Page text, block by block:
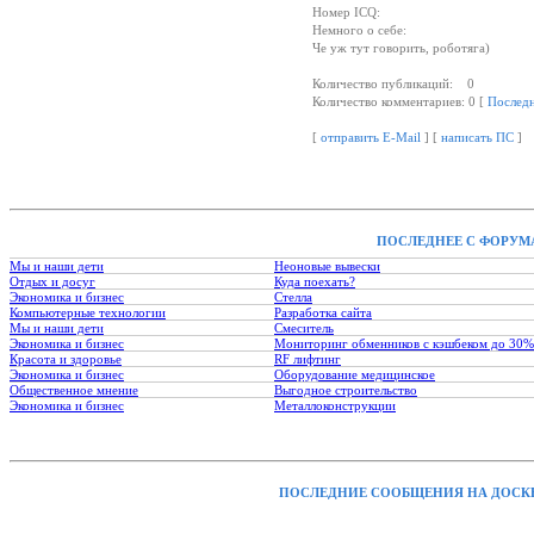
Номер ICQ:
Немного о себе:
Че уж тут говорить, роботяга)
Количество публикаций: 0
Количество комментариев: 0 [
[отправить E-Mail ] [написать ПС ]
ПОСЛЕДНЕЕ С
Мы и наши дети
Неоновые вывески
Отдых и досуг
Куда поехать?
Экономика и бизнес
Стелла
Компьютерные технологии
Разработка сайта
Мы и наши дети
Смеситель
Экономика и бизнес
Мониторинг обменников с кэшбеком до 30%
Красота и здоровье
RF лифтинг
Экономика и бизнес
Оборудование медицинское
Общественное мнение
Выгодное строительство
Экономика и бизнес
Металлоконструкции
ПОСЛЕДНИЕ СООБЩЕНИЯ НА